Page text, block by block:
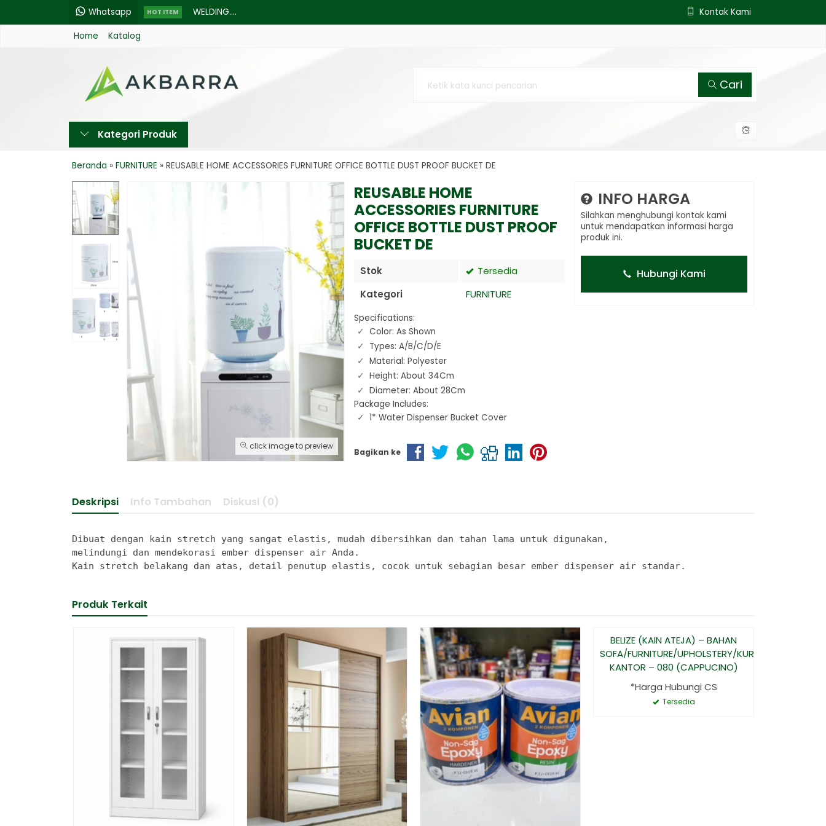
Whatsapp HOT ITEM WELDING....
POLINET HITAM 100 M....
LOUPER HASTINGS TRPLET 10X BAUSCH & LOMB....
Philips Kap Lampu Waterproof TCW060 C 2×TL-D36W H....
Kontak Kami
Home Katalog
Cari
Kategori Produk
Beranda » FURNITURE » REUSABLE HOME ACCESSORIES FURNITURE OFFICE BOTTLE DUST PROOF BUCKET DE
click image to preview
REUSABLE HOME
ACCESSORIES FURNITURE
OFFICE BOTTLE DUST PROOF
BUCKET DE
Stok
Tersedia
Kategori
FURNITURE
Specifications:
Color: As Shown
Types: A/B/C/D/E
Material: Polyester
Height: About 34Cm
Diameter: About 28Cm
Package Includes:
1* Water Dispenser Bucket Cover
INFO HARGA
Silahkan menghubungi kontak kami
untuk mendapatkan informasi harga
produk ini.
Hubungi Kami
Bagikan ke
Deskripsi Info Tambahan Diskusi (0)
Dibuat dengan kain stretch yang sangat elastis, mudah dibersihkan dan tahan lama untuk digunakan,
melindungi dan mendekorasi ember dispenser air Anda.
Kain stretch belakang dan atas, detail penutup elastis, cocok untuk sebagian besar ember dispenser air standar.
Produk Terkait
BELIZE (KAIN ATEJA) – BAHAN
SOFA/FURNITURE/UPHOLSTERY/KURSI
KANTOR – 080 (CAPPUCINO)
*Harga Hubungi CS
Tersedia